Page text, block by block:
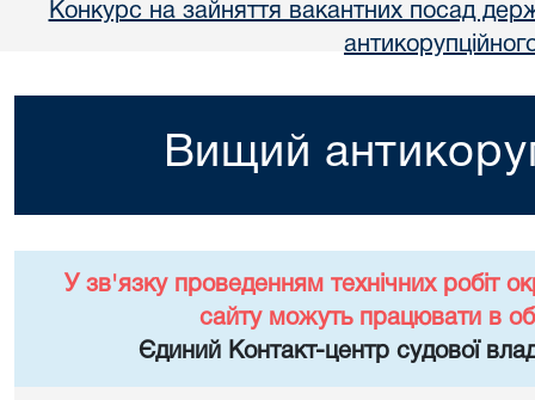
Конкурс на зайняття вакантних посад
Вищий
У зв'язку проведенням технічних робіт
сайту можуть працювати в
Єдиний Контакт-центр судової